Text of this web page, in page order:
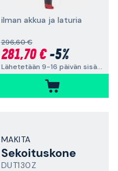
ilman akkua ja laturia
296,60 €
281,70 €-5%
Lähetetään 9-16 päivän sisällä
MAKITA
Sekoituskone
DUT130Z